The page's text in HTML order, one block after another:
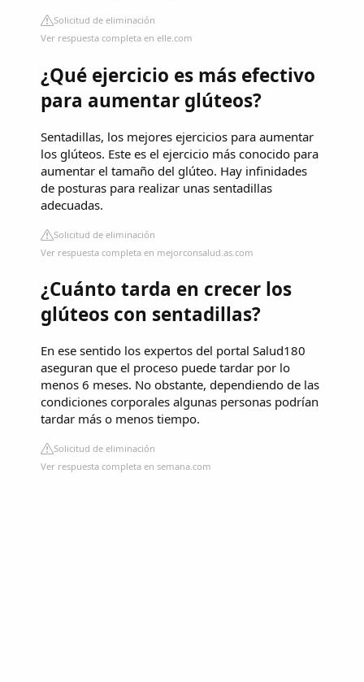
Solicitud de eliminación
Ver respuesta completa en elle.com
¿Qué ejercicio es más efectivo
para aumentar glúteos?
Sentadillas, los mejores ejercicios para aumentar
los glúteos. Este es el ejercicio más conocido para
aumentar el tamaño del glúteo. Hay infinidades
de posturas para realizar unas sentadillas
adecuadas.
Solicitud de eliminación
Ver respuesta completa en mejorconsalud.as.com
¿Cuánto tarda en crecer los
glúteos con sentadillas?
En ese sentido los expertos del portal Salud180
aseguran que el proceso puede tardar por lo
menos 6 meses. No obstante, dependiendo de las
condiciones corporales algunas personas podrían
tardar más o menos tiempo.
Solicitud de eliminación
Ver respuesta completa en semana.com